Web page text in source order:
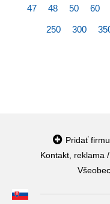
47 48 50 60
250 300
Pridať firmu
Kontakt, reklama